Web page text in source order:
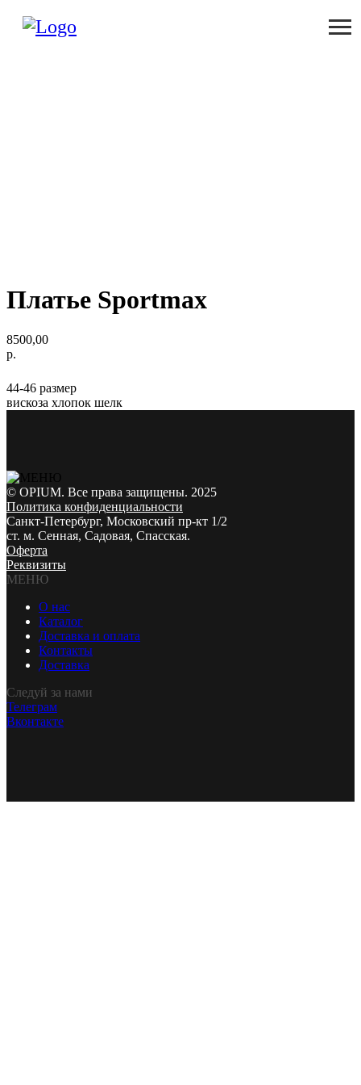
Платье Sportmax
8500,00
р.
44-46 размер
вискоза хлопок шелк
© OPIUM. Все права защищены. 2025
Политика конфиденциальности
Санкт-Петербург, Московский пр-кт 1/2
ст. м. Сенная, Садовая, Спасская.
Оферта
Реквизиты
МЕНЮ
О нас
Каталог
Доставка и оплата
Контакты
Доставка
Следуй за нами
Телеграм
Вконтакте